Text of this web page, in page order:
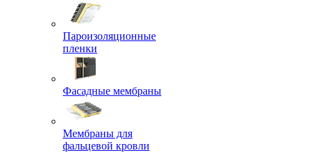
Пароизоляционные
пленки
Фасадные мембраны
Мембраны для
фальцевой кровли